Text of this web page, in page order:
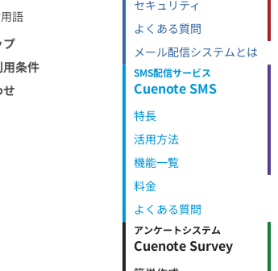
語
プ
条件
セキュリティ
よくある質問
メール配信システムとは
SMS配信サービス
Cuenote SMS
特長
活用方法
機能一覧
料金
よくある質問
アンケートシステム
Cuenote Survey